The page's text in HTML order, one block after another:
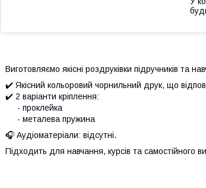
Виготовляємо якісні роздруківки підручників та
✔️ Якісний кольоровий чорнильний друк, що
✔️ 2 варіанти кріплення:
- проклейка
- металева пружина
🎧 Аудіоматеріали: відсутні.
Підходить для навчання, курсів та самостійного